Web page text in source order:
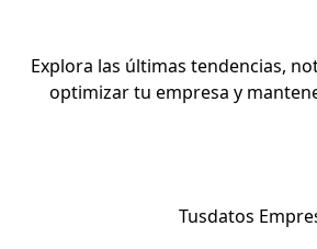
Explora las últimas tendencias,
optimizar tu empresa y
Tusdatos